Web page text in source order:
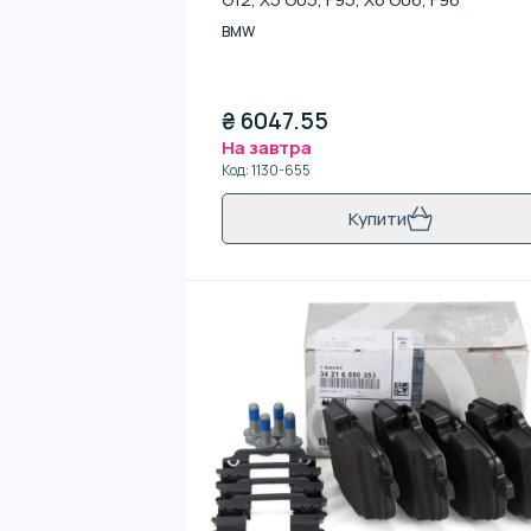
BMW
₴ 6047.55
На завтра
Код:1130-655
Купити